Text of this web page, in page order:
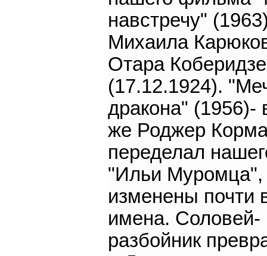
навстречу"
Михаила
Отара Коберидзе
(17.12.1924).
дракона" (1956)-
же Роджер
переделал
"Ильи Муромца",
изменены почти
имена. Соловей-
разбойник